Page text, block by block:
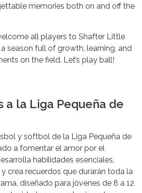
memories both on and off the
all players to Shafter Little
season full of growth, learning, and
on the field. Let’s play ball!
a la Liga Pequeña de
y softbol de la Liga Pequeña de
a fomentar el amor por el
habilidades esenciales,
crea recuerdos que durarán toda la
diseñado para jóvenes de 8 a 12